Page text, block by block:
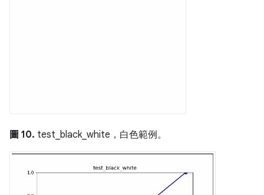
圖 10. test_black_white，白色範例。